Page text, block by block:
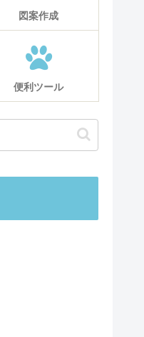
図案作成
便利ツール